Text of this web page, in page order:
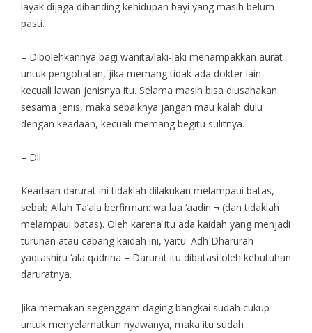
layak dijaga dibanding kehidupan bayi yang masih belum
pasti.
– Dibolehkannya bagi wanita/laki-laki menampakkan aurat
untuk pengobatan, jika memang tidak ada dokter lain
kecuali lawan jenisnya itu. Selama masih bisa diusahakan
sesama jenis, maka sebaiknya jangan mau kalah dulu
dengan keadaan, kecuali memang begitu sulitnya.
– Dll
Keadaan darurat ini tidaklah dilakukan melampaui batas,
sebab Allah Ta’ala berfirman: wa laa ‘aadin ¬ (dan tidaklah
melampaui batas). Oleh karena itu ada kaidah yang menjadi
turunan atau cabang kaidah ini, yaitu: Adh Dharurah
yaqtashiru ‘ala qadriha – Darurat itu dibatasi oleh kebutuhan
daruratnya.
Jika memakan segenggam daging bangkai sudah cukup
untuk menyelamatkan nyawanya, maka itu sudah